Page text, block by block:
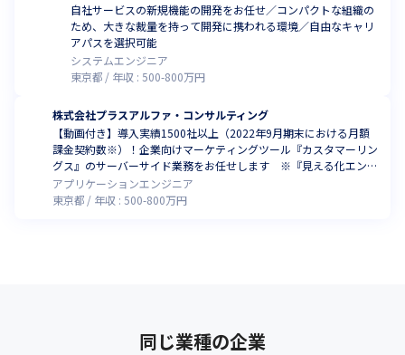
自社サービスの新規機能の開発をお任せ／コンパクトな組織の
ため、大きな裁量を持って開発に携われる環境／自由なキャリ
アパスを選択可能
システムエンジニア
東京都
年収 : 500-800万円
株式会社プラスアルファ・コンサルティング
【動画付き】導入実績1500社以上（2022年9月期末における月額
課金契約数※）！企業向けマーケティングツール『カスタマーリン
グス』のサーバーサイド業務をお任せします ※『見える化エンジ
ン』『カスタマーリングス』『タレントパレット』
アプリケーションエンジニア
東京都
年収 : 500-800万円
同じ業種の企業